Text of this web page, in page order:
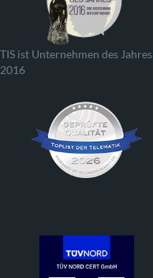
TIS ist Unternehmen des Jahres
2016